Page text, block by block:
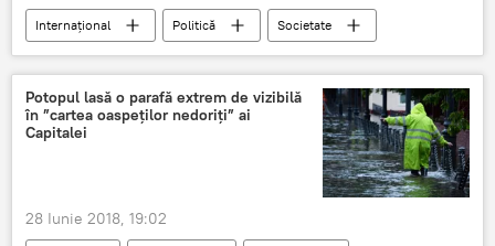
Internaţional Politică
Societate
SUA
Coreea de Nord
Pentagon
Războaie
The Times
tuneluri subterane
Potopul lasă o parafă extrem de vizibilă
în ”cartea oaspeților nedoriți” ai
Capitalei
28 Iunie 2018, 19:02